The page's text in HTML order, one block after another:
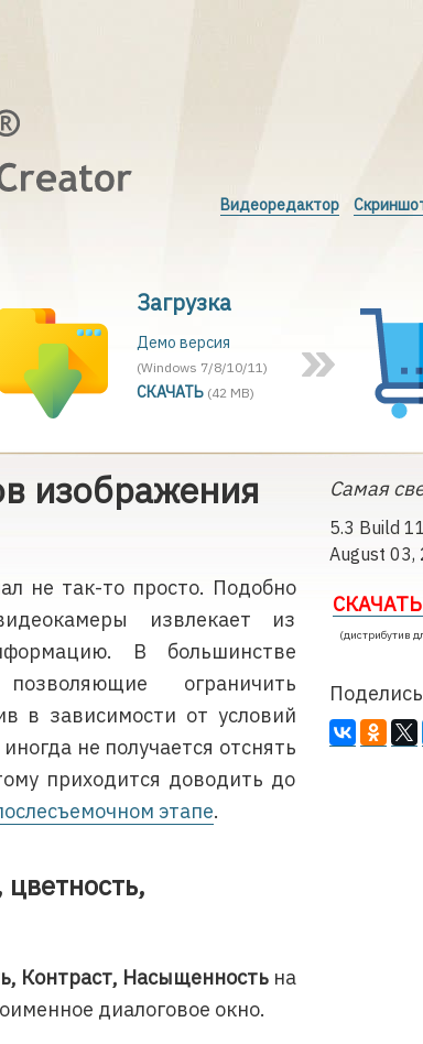
Видеоредактор
Загрузка
Демо версия
(Windows 7/8/10/11)
СКАЧАТЬ (42 MB)
изображения
не так-то просто. Подобно
извлекает из
В большинстве
ограничить
в зависимости от условий
не получается отснять
приходится доводить до
этапе.
Контраст, Насыщенностьна
диалоговое окно.
Самая
5.3 Build
August 03,
(дистрибутив